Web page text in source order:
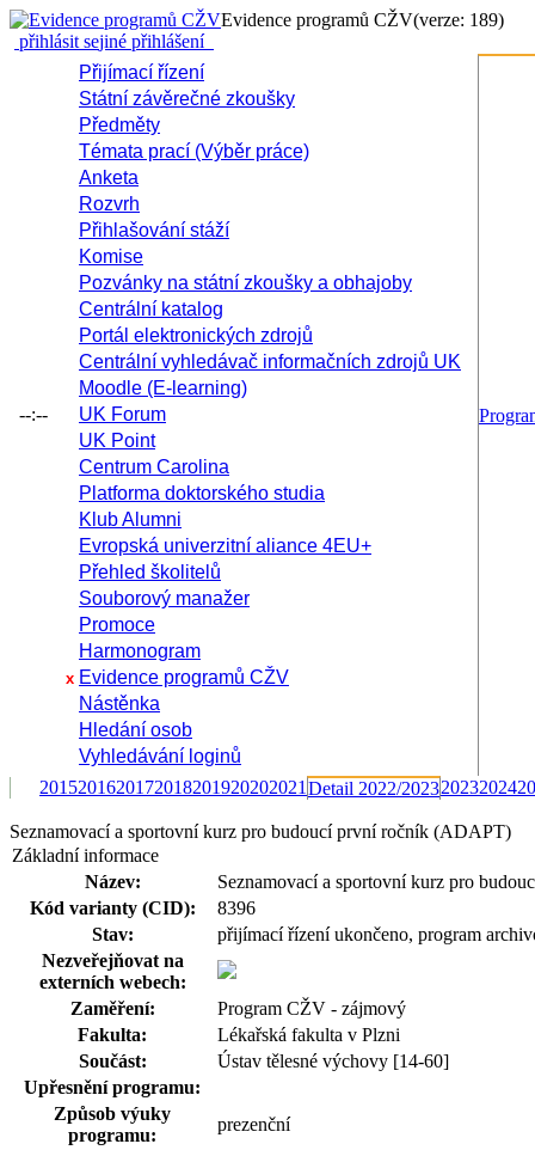
Evidence programů CŽV(verze: 189)
přihlásit sejiné přihlášení
--:--
Přijímací řízení
Státní závěrečné zkoušky
Předměty
Témata prací (Výběr práce)
Anketa
Rozvrh
Přihlašování stáží
Komise
Pozvánky na státní zkoušky a obhajoby
Centrální katalog
Portál elektronických zdrojů
Centrální vyhledávač informačních zdrojů UK
Moodle (E-learning)
UK Forum
UK Point
Centrum Carolina
Platforma doktorského studia
Klub Alumni
Evropská univerzitní aliance 4EU+
Přehled školitelů
Souborový manažer
Promoce
Harmonogram
x Evidence programů CŽV
Nástěnka
Hledání osob
Vyhledávání loginů
2015201620172018201920202021 Detail 2022/202320232024
Seznamovací a sportovní kurz pro budoucí první ročník (ADAPT)
Základní informace
Název:
Seznamovací a sportovní kurz pro
Kód varianty (CID):
8396
Stav:
přijímací řízení ukončeno, program
Nezveřejňovat na
externích webech:
Zaměření:
Program CŽV - zájmový
Fakulta:
Lékařská fakulta v Plzni
Součást:
Ústav tělesné výchovy [14-60]
Upřesnění programu:
Způsob výuky
programu:
prezenční